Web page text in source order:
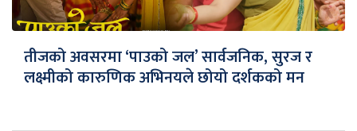
तीजको अवसरमा ‘पाउको जल’ सार्वजनिक, सुरज र
लक्ष्मीको कारुणिक अभिनयले छोयो दर्शकको मन